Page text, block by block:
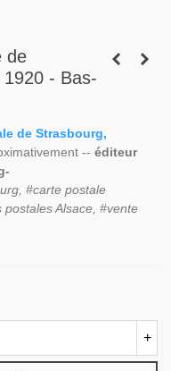
de
- Bas-
de Strasbourg,
-- éditeur
#carte postale
Alsace, #vente
+